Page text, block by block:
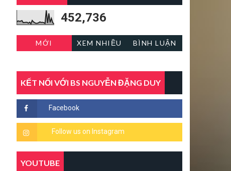
452,736
MỚI XEM NHIỀU BÌNH LUẬN
KẾT NỐI VỚI BS NGUYỄN ĐẶNG DUY
YOUTUBE